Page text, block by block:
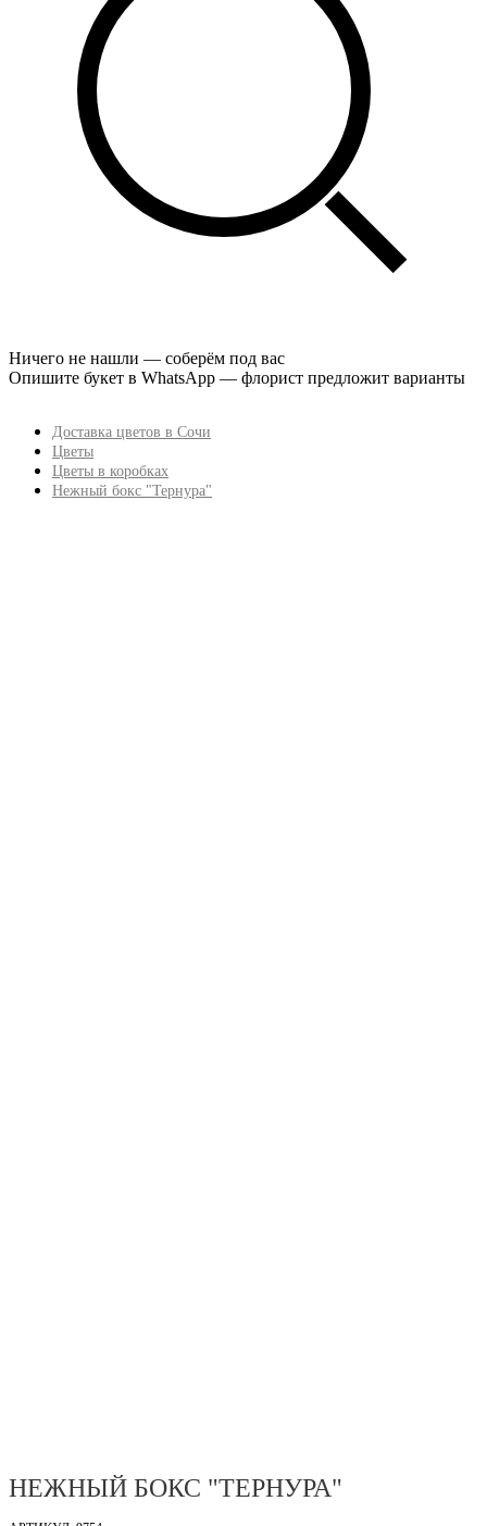
Ничего не нашли — соберём под вас
Опишите букет в WhatsApp — флорист предложит варианты
Доставка цветов в Сочи
Цветы
Цветы в коробках
Нежный бокс "Тернура"
НЕЖНЫЙ БОКС "ТЕРНУРА"